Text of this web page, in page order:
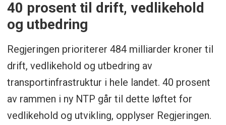
E39 Nordhordlandstunnelen
Follo
Stad skipstunnel: Ytterligere 3,2
milliarder kroner til prosjektet.
Disse prioriteres ikke:
40 prosent til drift, vedlikehold
og utbedring
Regjeringen prioriterer 484 milliarder kroner til
drift, vedlikehold og utbedring av
transportinfrastruktur i hele landet. 40 prosent
av rammen i ny NTP går til dette løftet for
vedlikehold og utvikling, opplyser Regjeringen.